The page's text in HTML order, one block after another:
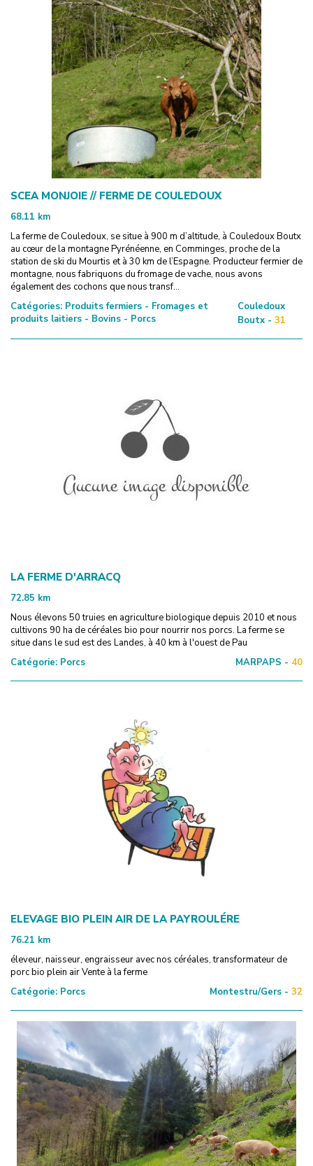
SCEA MONJOIE // FERME DE COULEDOUX
68.11 km
La ferme de Couledoux, se situe à 900 m d’altitude, à Couledoux Boutx
au cœur de la montagne Pyrénéenne, en Comminges, proche de la
station de ski du Mourtis et à 30 km de l’Espagne. Producteur fermier de
montagne, nous fabriquons du fromage de vache, nous avons
également des cochons que nous transf...
Catégories: Produits fermiers - Fromages et
produits laitiers - Bovins - Porcs
Couledoux
Boutx - 31
LA FERME D'ARRACQ
72.85 km
Nous élevons 50 truies en agriculture biologique depuis 2010 et nous
cultivons 90 ha de céréales bio pour nourrir nos porcs. La ferme se
situe dans le sud est des Landes, à 40 km à l'ouest de Pau
Catégorie: Porcs MARPAPS - 40
ELEVAGE BIO PLEIN AIR DE LA PAYROULÉRE
76.21 km
éleveur, naisseur, engraisseur avec nos céréales, transformateur de
porc bio plein air Vente à la ferme
Catégorie: Porcs Montestru/Gers - 32